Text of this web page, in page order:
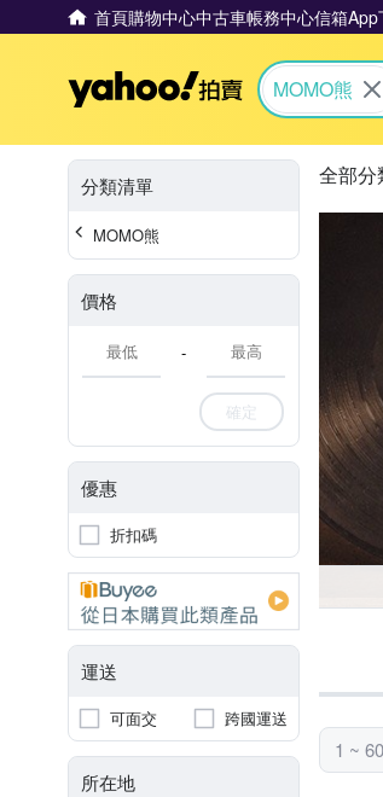
首頁購物中心中古車帳務中心信箱App
Yahoo拍賣
MOMO熊
分類清單
MOMO熊
價格
-
確定
優惠
折扣碼
運送
可面交 跨國運送
所在地
1 ~